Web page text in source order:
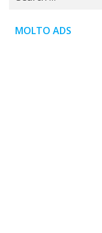
MOLTO ADS